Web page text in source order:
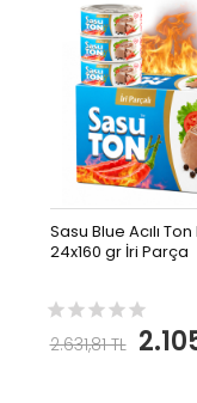
Sasu Blue Acılı Ton
24x160 gr İri Parça
2.631,81 TL